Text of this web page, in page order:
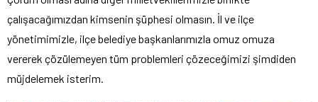
çalışacağımızdan kimsenin şüphesi olmasın. İl ve ilçe
yönetimimizle, ilçe belediye başkanlarımızla omuz omuza
vererek çözülemeyen tüm problemleri çözeceğimizi şimdiden
müjdelemek isterim.